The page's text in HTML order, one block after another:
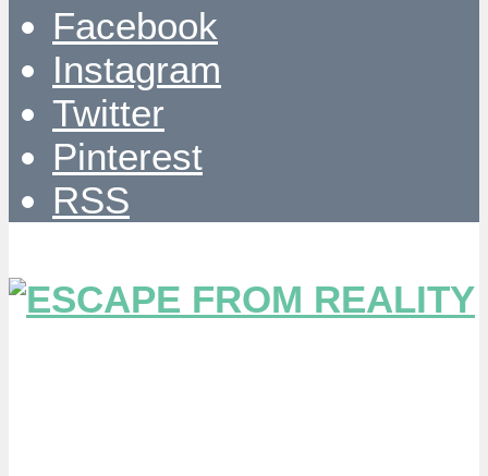
Facebook
Instagram
Twitter
Pinterest
RSS